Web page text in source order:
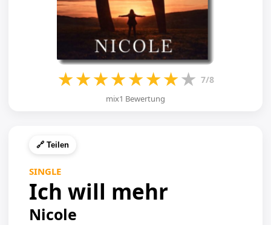
★★★★★★★★ 7/8
mix1 Bewertung
🔗 Teilen
SINGLE
Ich will mehr
Nicole